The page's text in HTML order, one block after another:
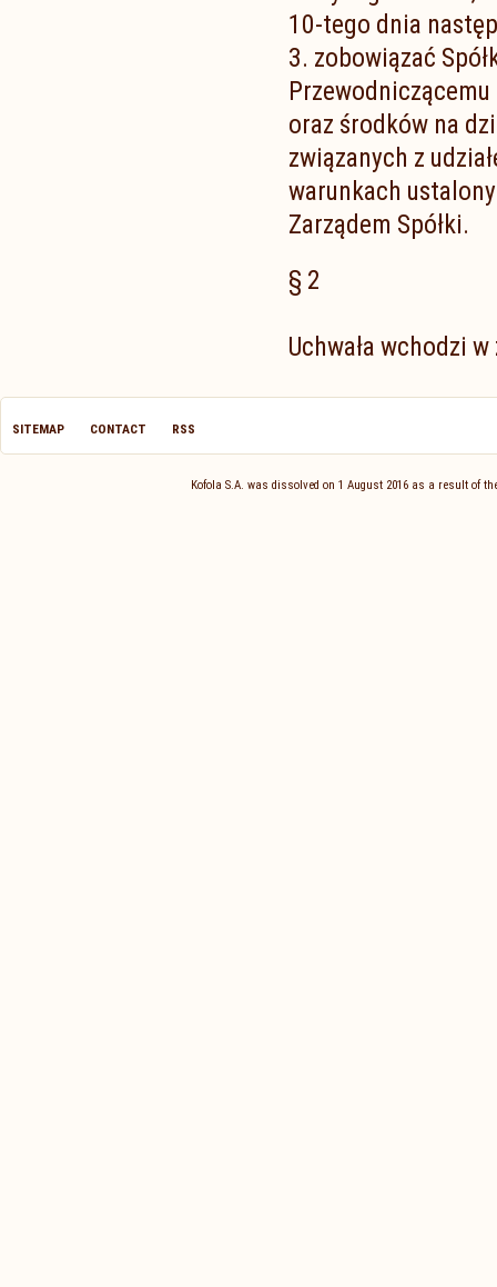
10-tego dnia
3. zobowiązać
oraz środków na
związanych z
warunkach
Zarządem Spółki.
§ 2
Uchwała wchodzi
SITEMAP CONTACT RSS
Kofola S.A. was dissolved on 1 August 2016 as a result of